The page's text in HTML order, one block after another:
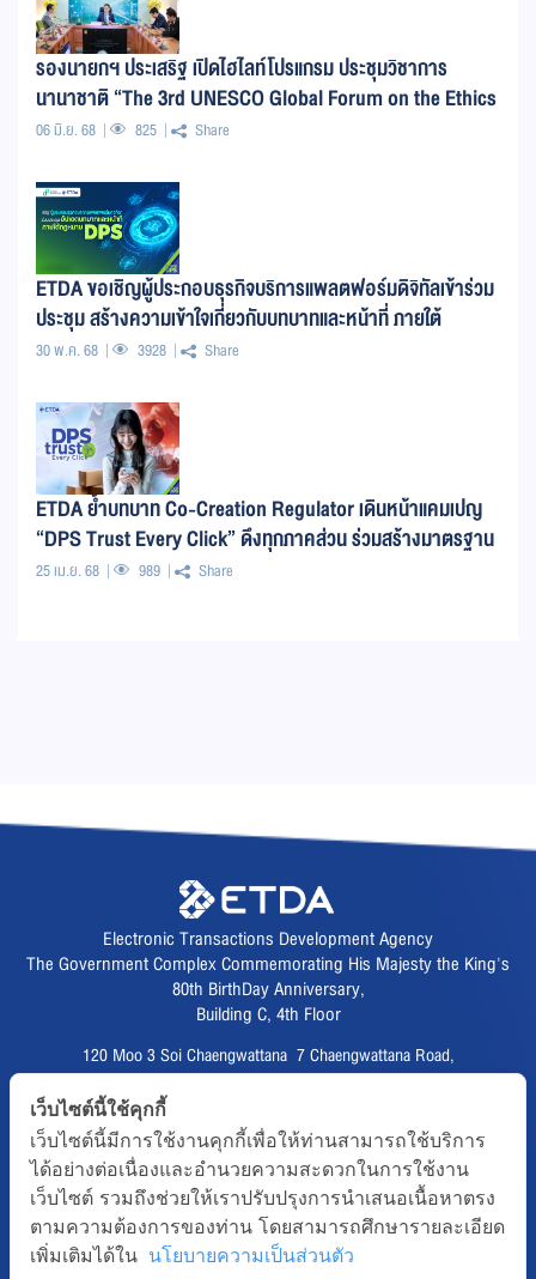
รองนายกฯ ประเสริฐ เปิดไฮไลท์โปรแกรม ประชุมวิชาการ
นานาชาติ “The 3rd UNESCO Global Forum on the Ethics
of AI 2025”
06 มิ.ย. 68 825 Share
ETDA ขอเชิญผู้ประกอบธุรกิจบริการแพลตฟอร์มดิจิทัลเข้าร่วม
ประชุม สร้างความเข้าใจเกี่ยวกับบทบาทและหน้าที่ ภายใต้
กฎหมาย DPS
30 พ.ค. 68 3928 Share
ETDA ย้ำบทบาท Co-Creation Regulator เดินหน้าแคมเปญ
“DPS Trust Every Click” ดึงทุกภาคส่วน ร่วมสร้างมาตรฐาน
บริการแพลตฟอร์มดิจิทัล ที่ปลอดภัย มั่นใจ อย่างเป็นรูปธรรม!
25 เม.ย. 68 989 Share
Electronic Transactions Development Agency
The Government Complex Commemorating His Majesty the King's
80th BirthDay Anniversary,
Building C, 4th Floor
120 Moo 3 Soi Chaengwattana 7 Chaengwattana Road,
Fax :02 123 1200
CALL CENTER :
02 123 1234
email :info@etda.or.th
เว็บไซต์นี้ใช้คุกกี้
เว็บไซต์นี้มีการใช้งานคุกกี้เพื่อให้ท่านสามารถใช้บริการ
ได้อย่างต่อเนื่องและอำนวยความสะดวกในการใช้งาน
เว็บไซต์ รวมถึงช่วยให้เราปรับปรุงการนำเสนอเนื้อหาตรง
ตามความต้องการของท่าน โดยสามารถศึกษารายละเอียด
เพิ่มเติมได้ใน นโยบายความเป็นส่วนตัว